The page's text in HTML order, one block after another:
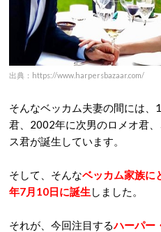
出典：https://www.harpersbazaar.com/
そんなベッカム夫妻の間には
君、2002年に次男のロメオ君
ス君が誕生しています。
そして、そんなベッカム家族に
年7月10日に誕生 しました。
それが、今回注目するハーパー